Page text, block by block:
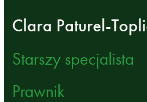
Clara Paturel-
Starszy specjalista
Prawnik